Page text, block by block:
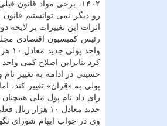
رو دیگر نمی توانستیم
اثرات این تغییرات بر
کرد بنابراین اصلاح کمی واحد پولی حفظ شده و با حذف ۴
حسینی در ادامه به تغییر
رای داد نام پول ملی
جدید معادل ۱۰ هزار ریال فعلی است و باید توجه کرد هر ریال جدید معادل ۱۰۰ قِران خواهد بود.
وی در جواب ابهام شورای